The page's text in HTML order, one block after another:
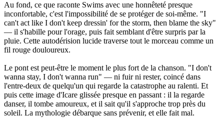
Au fond, ce que raconte Swims avec une honnêteté presque
inconfortable, c'est l'impossibilité de se protéger de soi-même. "I
can't act like I don't keep dressin' for the storm, then blame the sky"
— il s'habille pour l'orage, puis fait semblant d'être surpris par la
pluie. Cette autodérision lucide traverse tout le morceau comme un
fil rouge douloureux.
Le pont est peut-être le moment le plus fort de la chanson. "I don't
wanna stay, I don't wanna run" — ni fuir ni rester, coincé dans
l'entre-deux de quelqu'un qui regarde la catastrophe au ralenti. Et
puis cette image d'Icare glissée presque en passant : il la regarde
danser, il tombe amoureux, et il sait qu'il s'approche trop près du
soleil. La mythologie débarque sans prévenir, et elle fait mal.